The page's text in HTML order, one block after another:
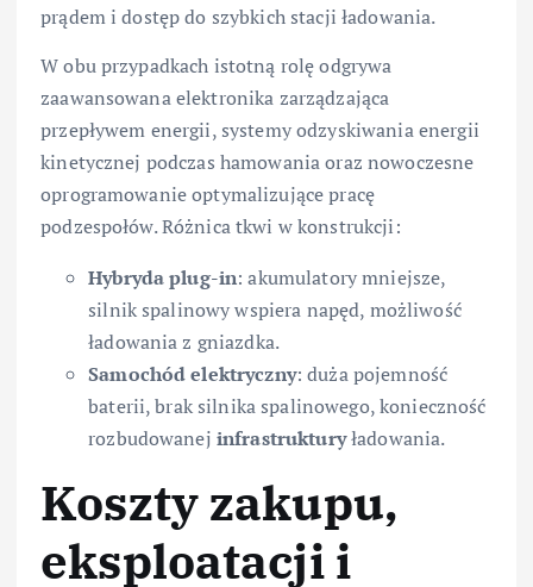
prądem i dostęp do szybkich stacji ładowania.
W obu przypadkach istotną rolę odgrywa
zaawansowana elektronika zarządzająca
przepływem energii, systemy odzyskiwania energii
kinetycznej podczas hamowania oraz nowoczesne
oprogramowanie optymalizujące pracę
podzespołów. Różnica tkwi w konstrukcji:
Hybryda plug-in: akumulatory mniejsze,
silnik spalinowy wspiera napęd, możliwość
ładowania z gniazdka.
Samochód elektryczny: duża pojemność
baterii, brak silnika spalinowego, konieczność
rozbudowanej infrastrukturyładowania.
Koszty zakupu,
eksploatacji i